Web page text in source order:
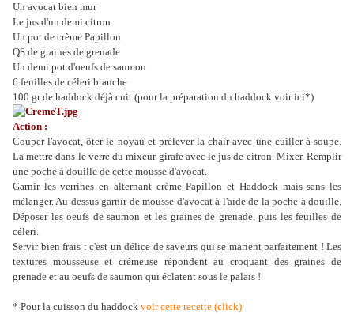
Un avocat bien mur
Le jus d'un demi citron
Un pot de crème Papillon
QS de graines de grenade
Un demi pot d'oeufs de saumon
6 feuilles de céleri branche
100 gr de haddock déjà cuit (pour la préparation du haddock voir ici*)
Action :
Couper l'avocat, ôter le noyau et prélever la chair avec une cuiller à soupe.
La mettre dans le verre du mixeur girafe avec le jus de citron. Mixer. Remplir
une poche à douille de cette mousse d'avocat.
Garnir les verrines en alternant crème Papillon et Haddock mais sans les
mélanger. Au dessus garnir de mousse d'avocat à l'aide de la poche à douille.
Déposer les oeufs de saumon et les graines de grenade, puis les feuilles de
céleri.
Servir bien frais : c'est un délice de saveurs qui se marient parfaitement ! Les
textures mousseuse et crémeuse répondent au croquant des graines de
grenade et au oeufs de saumon qui éclatent sous le palais !
* Pour la cuisson du haddock voir cette recette (click)